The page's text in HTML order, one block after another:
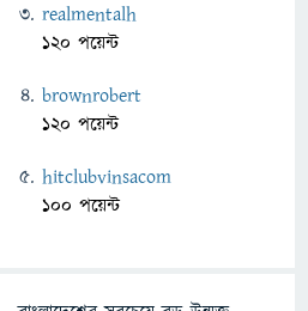
realmentalh
120 পয়েন্ট
brownrobert
120 পয়েন্ট
hitclubvinsacom
100 পয়েন্ট